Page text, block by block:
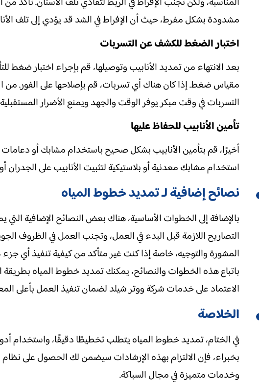
مشدودة بشكل مفرط، حيث أن الإفراط في الشد قد يؤدي إلى تلف
اختبار الضغط للكشف عن التسربات
بعد الانتهاء من تمديد الأنابيب وتوصيلها، قم بإجراء اختبار
مقياس ضغط. إذا كان هناك أي تسربات، قم بإصلاحها على الفور. من
التسربات في وقت مبكر يوفر الوقت والجهد ويمنع الأضرار
تأمين الأنابيب للحفاظ عليها
أخيرًا، قم بتأمين الأنابيب بشكل صحيح باستخدام مشابك أو دعامات
استخدام مشابك معدنية أو بلاستيكية لتثبيت الأنابيب على
نصائح إضافية لـ تمديد خطوط المياه
بالإضافة إلى الخطوات الأساسية، هناك بعض النصائح الإضافية
التصاريح اللازمة قبل البدء في العمل، وتجنب العمل في الظروف
المشورة والتوجيه، خاصة إذا كنت غير متأكد من كيفية تنفيذ أي
باتباع هذه الخطوات والنصائح، يمكنك تمديد خطوط المياه
الاعتماد على خدمات شركة ووتر شيلد لضمان تنفيذ العمل بأعلى
الخلاصة
في الختام، تمديد خطوط المياه يتطلب تخطيطًا دقيقًا، واستخدام
بخبراء، فإن الالتزام بهذه الإرشادات سيضمن لك الحصول على
وخدمات متميزة في مجال السباكة.